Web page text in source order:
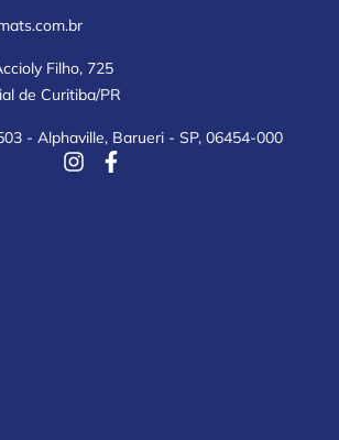
Filho, 725
de Curitiba/PR
- Alphaville, Barueri - SP, 06454-000